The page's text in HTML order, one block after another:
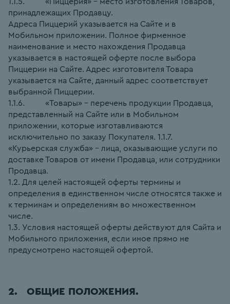
принадлежащих Продавцу.
Адреса Пиццерий указывается на Сайте и в
Мобильном приложении. Полное фирменное
наименование и место нахождения Продавца
указывается в настоящей оферте после выбора
Пиццерии на Сайте. Адрес изготовителя Товара
указывается на Сайте, данный адрес соответствует
выбранной Пиццерии.
1.1.6.          «Товары» – перечень продукции Продавца,
представленный на Сайте или в Мобильном
приложении, которые изготавливаются
исключительно по заказу Покупателя. 1.1.7.
«Курьерская служба» – лица, оказывающие услуги по
доставке Товаров от имени Продавца, или сотрудники
Продавца.
1.2. Для целей настоящей оферты термины и
определения в единственном числе относятся также и
к терминам и определениям во множественном
числе.
1.3. Условия настоящей оферты действуют для Сайта и
Мобильного приложения, если иное прямо не
предусмотрено настоящей офертой.
2.   ОБЩИЕ ПОЛОЖЕНИЯ.